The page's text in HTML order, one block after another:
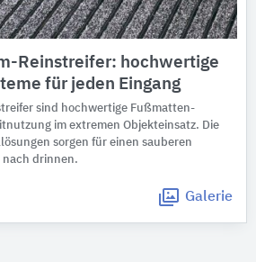
Reinstreifer: hochwertige
für jeden Eingang
sind hochwertige Fußmatten-
im extremen Objekteinsatz. Die
sorgen für einen sauberen
nach drinnen.
Galerie